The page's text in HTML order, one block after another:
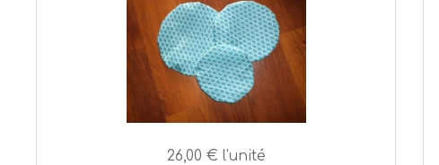
26,00 € l'unité